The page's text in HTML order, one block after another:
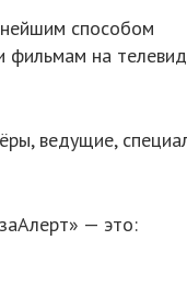
способом
фильмам на
ведущие,
— это: